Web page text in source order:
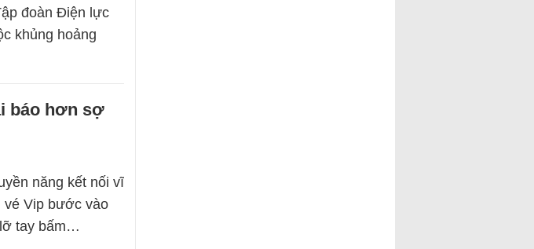
đoàn Điện lực
khủng hoảng
báo hơn sợ
năng kết nối vĩ
vé Vip bước vào
tay bấm…